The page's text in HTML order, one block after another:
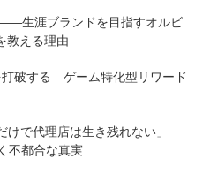
生涯ブランドを目指すオルビ
教える理由
破する ゲーム特化型リワード
けで代理店は生き残れない」
不都合な真実